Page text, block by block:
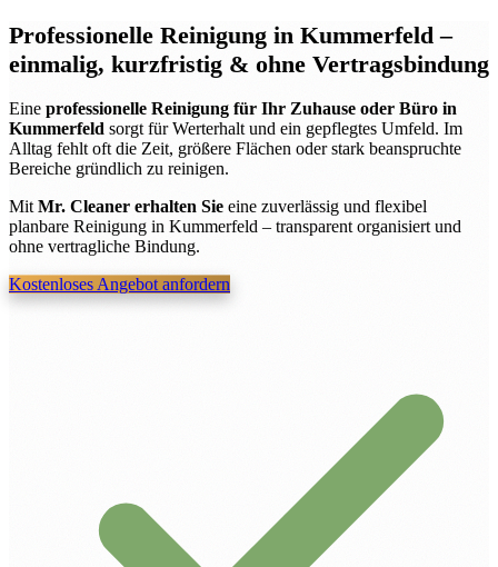
Professionelle Reinigung in Kummerfeld–
einmalig, kurzfristig & ohne Vertragsbindung
Eine professionelle Reinigung für Ihr Zuhause oder Büro in
Kummerfeld sorgt für Werterhalt und ein gepflegtes Umfeld. Im
Alltag fehlt oft die Zeit, größere Flächen oder stark beanspruchte
Bereiche gründlich zu reinigen.
Mit Mr. Cleaner erhalten Sie eine zuverlässig und flexibel
planbare Reinigung in Kummerfeld – transparent organisiert und
ohne vertragliche Bindung.
Kostenloses Angebot anfordern